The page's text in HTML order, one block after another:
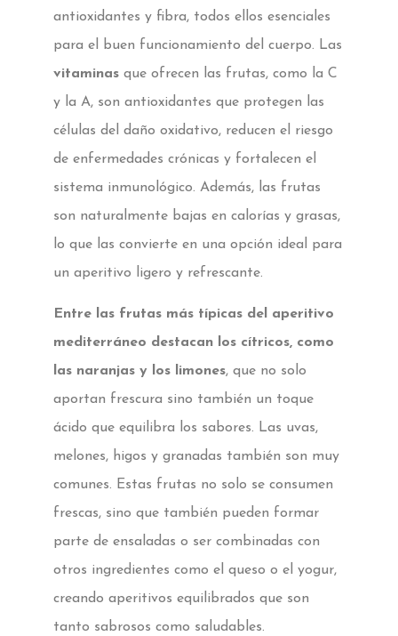
antioxidantes y fibra, todos ellos esenciales
para el buen funcionamiento del cuerpo. Las
vitaminas que ofrecen las frutas, como la C
y la A, son antioxidantes que protegen las
células del daño oxidativo, reducen el riesgo
de enfermedades crónicas y fortalecen el
sistema inmunológico. Además, las frutas
son naturalmente bajas en calorías y grasas,
lo que las convierte en una opción ideal para
un aperitivo ligero y refrescante.
Entre las frutas más típicas del aperitivo
mediterráneo destacan los cítricos, como
las naranjas y los limones, que no solo
aportan frescura sino también un toque
ácido que equilibra los sabores. Las uvas,
melones, higos y granadas también son muy
comunes. Estas frutas no solo se consumen
frescas, sino que también pueden formar
parte de ensaladas o ser combinadas con
otros ingredientes como el queso o el yogur,
creando aperitivos equilibrados que son
tanto sabrosos como saludables.